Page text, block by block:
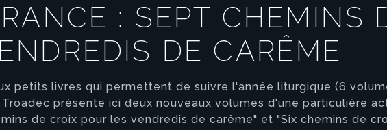
: SEPT CHEMINS
DE CARÊME
petits livres qui permettent de suivre l'année liturgique (6
présente ici deux nouveaux volumes d'une particulière
de croix pour les vendredis de carême" et "Six chemins de